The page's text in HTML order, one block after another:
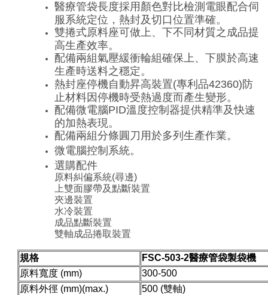
醫療管袋長度採用顏色對比檢測電眼配合伺
服系統定位，熱封及切口位置準確。
雙捲式原料座可做上、下不同材質之成品提
高生產效率。
配備兩組氣壓緩衝輪組確保上、下膜於高速
生產時送料之穩定。
熱封座停機自動昇高裝置(專利品42360)防
止材料因停機時受熱過度而產生變形。
配備微電腦PID溫度控制器提供精準及快速
的加熱表現。
配備兩組分條圓刀用於多列生產作業。
微電腦控制系統。
選購配件
原料糾偏系統(尋邊)
上雙面膠帶及點斷裝置
夾邊裝置
水冷裝置
成品點斷裝置
雙軸成品捲取裝置
規格
FSC-503-2醫療管袋製袋機
原料寬度 (mm)
300-500
原料外徑 (mm)(max.)
500 (雙軸)